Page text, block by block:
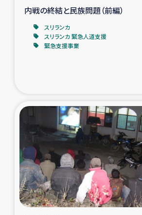
ミャンマー緊急支援
タイ国境ミャンマー移民子
漁民によるマングローブ
レバノンでのシリア難民への食
レバノンにおける緊急
内戦の終結と民族問題（前編）
スリランカ
スリランカ 緊急人道支援
緊急支援事業